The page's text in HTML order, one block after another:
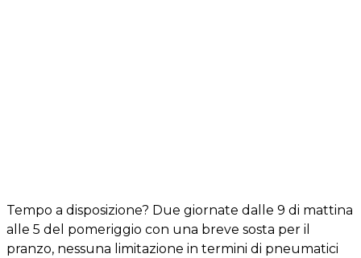
Tempo a disposizione? Due giornate dalle 9 di mattina
alle 5 del pomeriggio con una breve sosta per il
pranzo, nessuna limitazione in termini di pneumatici